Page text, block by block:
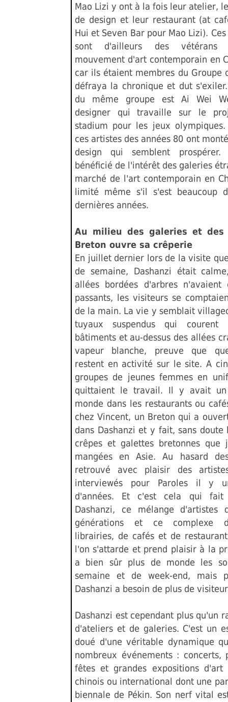
Mao Lizi y ont à la fois leur atelier,
de design et leur restaurant (at
Hui et Seven Bar pour Mao Lizi).
sont d'ailleurs des vétérans
mouvement d'art contemporain en
car ils étaient membres du Groupe
défraya la chronique et dut
du même groupe est Ai Wei
designer qui travaille sur le
stadium pour les jeux olympiques.
ces artistes des années 80 ont
design qui semblent prospérer.
bénéficié de l'intérêt des galeries
marché de l'art contemporain en
limité même s'il s'est beaucoup
dernières années.
Au milieu des galeries et des
Breton ouvre sa crêperie
En juillet dernier lors de la visite
de semaine, Dashanzi était
allées bordées d'arbres
passants, les visiteurs se
de la main. La vie y semblait
tuyaux suspendus qui
bâtiments et au-dessus des allées
vapeur blanche, preuve que
restent en activité sur le site. A
groupes de jeunes femmes en
quittaient le travail. Il y avait
monde dans les restaurants ou
chez Vincent, un Breton qui a
dans Dashanzi et y fait, sans doute
crêpes et galettes bretonnes que
mangées en Asie. Au hasard
retrouvé avec plaisir des
interviewés pour Paroles il y
d'années. Et c'est cela qui
Dashanzi, ce mélange d'artistes
générations et ce complexe
librairies, de cafés et de
l'on s'attarde et prend plaisir à la
a bien sûr plus de monde les
semaine et de week-end, mais
Dashanzi a besoin de plus de
Dashanzi est cependant plus qu'un
d'ateliers et de galeries. C'est un
doué d'une véritable dynamique
nombreux événements : concerts,
fêtes et grandes expositions d'art
chinois ou international dont une
biennale de Pékin. Son nerf vital